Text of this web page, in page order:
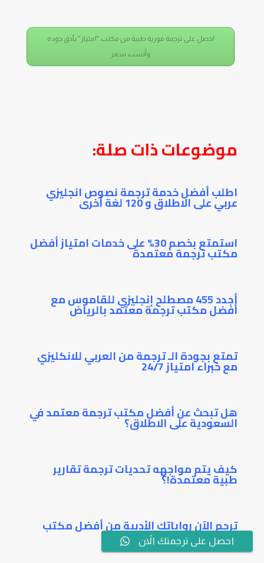
احصل على ترجمة فورية طبية من مكتب “امتياز” بأدق جودة
وأنسب سعر
موضوعات ذات صلة:
اطلب أفضل خدمة ترجمة نصوص انجليزي
عربي على الاطلاق و 120 لغة أخرى
استمتع بخصم 30% على خدمات امتياز أفضل
مكتب ترجمة معتمدة
أجدد 455 مصطلح إنجليزي للقاموس مع
أفضل مكتب ترجمة معتمد بالرياض
تمتع بجودة الـ ترجمة من العربي للانكليزي
مع خبراء امتياز 24/7
هل تبحث عن أفضل مكتب ترجمة معتمد في
السعودية على الاطلاق؟
كيف يتم مواجهه تحديات ترجمة تقارير
طبية معتمدة!؟
ترجم الآن رواياتك الأدبية من أفضل مكتب
ترجمة معتمدة بالرياض
احصل على ترجمتك الاّن